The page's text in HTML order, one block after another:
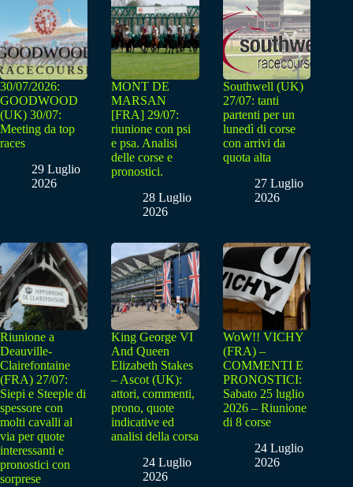
30/07/2026:
GOODWOOD
(UK) 30/07:
Meeting da top
races
29 Luglio
2026
MONT DE
MARSAN
[FRA] 29/07:
riunione con psi
e psa. Analisi
delle corse e
pronostici.
28 Luglio
2026
Southwell (UK)
27/07: tanti
partenti per un
lunedì di corse
con arrivi da
quota alta
27 Luglio
2026
Riunione a
Deauville-
Clairefontaine
(FRA) 27/07:
Siepi e Steeple di
spessore con
molti cavalli al
via per quote
interessanti e
pronostici con
sorprese
King George VI
And Queen
Elizabeth Stakes
– Ascot (UK):
attori, commenti,
prono, quote
indicative ed
analisi della corsa
24 Luglio
2026
WoW!! VICHY
(FRA) –
COMMENTI E
PRONOSTICI:
Sabato 25 luglio
2026 – Riunione
di 8 corse
24 Luglio
2026